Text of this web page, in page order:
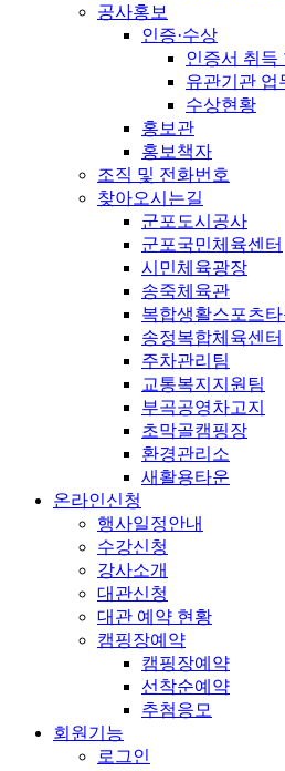
공사홍보
인증·수상
인증서 취득
유관기관 업
수상현황
홍보관
홍보책자
조직 및 전화번호
찾아오시는길
군포도시공사
군포국민체육센터
시민체육광장
송죽체육관
복합생활스포츠
송정복합체육센터
주차관리팀
교통복지지원팀
부곡공영차고지
초막골캠핑장
환경관리소
새활용타운
온라인신청
행사일정안내
수강신청
강사소개
대관신청
대관 예약 현황
캠핑장예약
캠핑장예약
선착순예약
추첨응모
회원기능
로그인